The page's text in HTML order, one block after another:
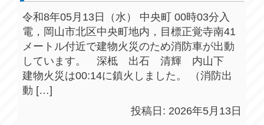
令和8年05月13日（水） 中央町 00時03分入
電，岡山市北区中央町地内，目標正覚寺南41
メートル付近で建物火災のため消防車が出動
しています。 深柢 出石 清輝 内山下
建物火災は00:14に鎮火しました。 （消防出
動 […]
投稿日: 2026年5月13日